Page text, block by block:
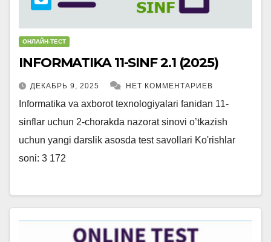
ОНЛАЙН-ТЕСТ
INFORMATIKA 11-SINF 2.1 (2025)
ДЕКАБРЬ 9, 2025 НЕТ КОММЕНТАРИЕВ
Informatika va axborot texnologiyalari fanidan 11-
sinflar uchun 2-chorakda nazorat sinovi o’tkazish
uchun yangi darslik asosda test savollari Ko'rishlar
soni: 3 172